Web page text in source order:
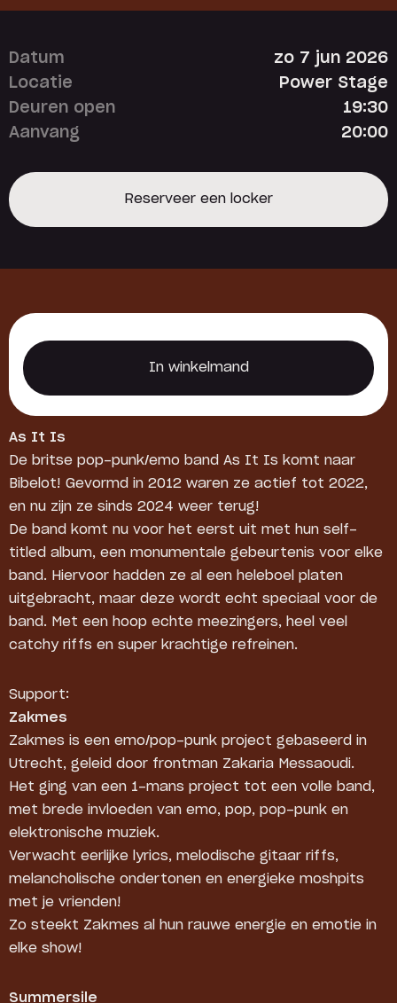
Datum
zo 7 jun 2026
Locatie
Power Stage
Deuren open
19:30
Aanvang
20:00
Reserveer een locker
Reserveer een locker
In winkelmand
As It Is
De britse pop-punk/emo band As It Is komt naar
Bibelot! Gevormd in 2012 waren ze actief tot 2022,
en nu zijn ze sinds 2024 weer terug!
De band komt nu voor het eerst uit met hun self-
titled album, een monumentale gebeurtenis voor elke
band. Hiervoor hadden ze al een heleboel platen
uitgebracht, maar deze wordt echt speciaal voor de
band. Met een hoop echte meezingers, heel veel
catchy riffs en super krachtige refreinen.
Support:
Zakmes
Zakmes is een emo/pop-punk project gebaseerd in
Utrecht, geleid door frontman Zakaria Messaoudi.
Het ging van een 1-mans project tot een volle band,
met brede invloeden van emo, pop, pop-punk en
elektronische muziek.
Verwacht eerlijke lyrics, melodische gitaar riffs,
melancholische ondertonen en energieke moshpits
met je vrienden!
Zo steekt Zakmes al hun rauwe energie en emotie in
elke show!
Summersile